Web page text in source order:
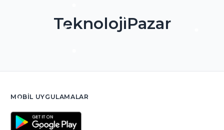
TeknolojiPazar
MOBIL UYGULAMALAR